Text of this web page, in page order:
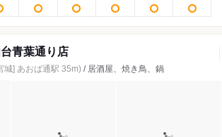
青葉通り店
城] あおば通駅 35m) / 居酒屋、焼き鳥、鍋